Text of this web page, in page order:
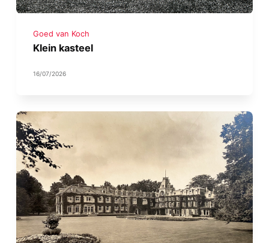
Goed van Koch
Klein kasteel
16/07/2026